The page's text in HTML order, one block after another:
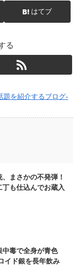
はてブ
る
題を紹介するブログ-
まさかの不発弾！
丁も仕込んでお蔵入
中毒で全身が青色
イド銀を長年飲み